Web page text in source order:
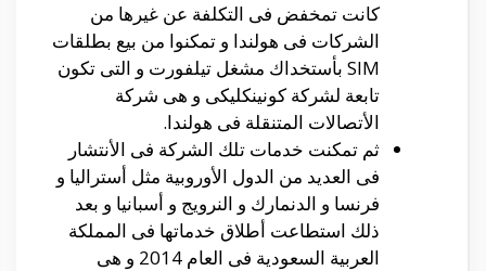
كانت تمخفض فى التكلفة عن غيرها من
الشركات فى هولندا و تمكنوا من بيع بطلقات
SIM بأستخداك مشغل تيلفورت و التى تكون
تابعة لشركة كونينكليكى و هى شركة
الأتصالات المتنقلة فى هولندا.
ثم تمكنت خدمات تلك الشركة فى الأنتشار
فى العديد من الدول الأوروبية مثل أستراليا و
فرنسا و الدنمارك و النرويج و أسبانيا و بعد
ذلك استطاعت أطلاق خدماتها فى المملكة
العربية السعودية فى العام 2014 و هى